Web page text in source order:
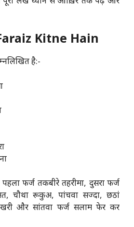
Kitne Hain
है:-
फर्ज तकबीरे तहरीमा, दुसरा फर्ज
चौथा रूकुअ, पांचवा सज्दा, छठां
और सांतवा फर्ज सलाम फेर कर